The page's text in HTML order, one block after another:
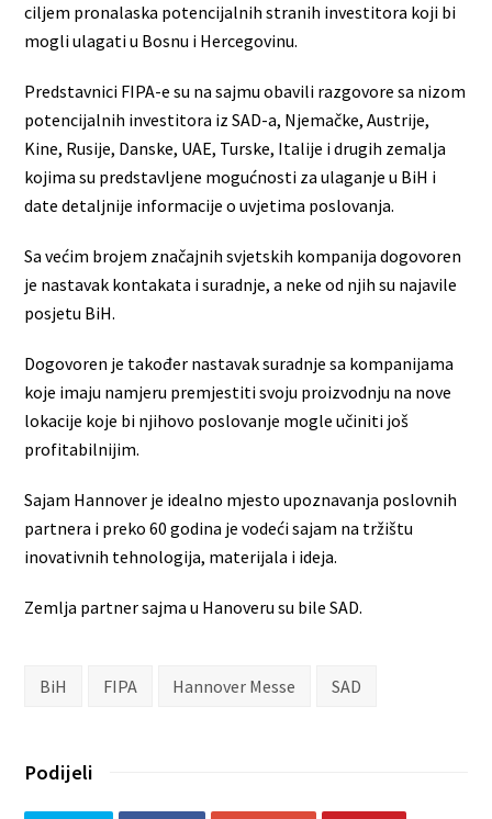
ciljem pronalaska potencijalnih stranih investitora koji bi
mogli ulagati u Bosnu i Hercegovinu.
Predstavnici FIPA-e su na sajmu obavili razgovore sa nizom
potencijalnih investitora iz SAD-a, Njemačke, Austrije,
Kine, Rusije, Danske, UAE, Turske, Italije i drugih zemalja
kojima su predstavljene mogućnosti za ulaganje u BiH i
date detaljnije informacije o uvjetima poslovanja.
Sa većim brojem značajnih svjetskih kompanija dogovoren
je nastavak kontakata i suradnje, a neke od njih su najavile
posjetu BiH.
Dogovoren je također nastavak suradnje sa kompanijama
koje imaju namjeru premjestiti svoju proizvodnju na nove
lokacije koje bi njihovo poslovanje mogle učiniti još
profitabilnijim.
Sajam Hannover je idealno mjesto upoznavanja poslovnih
partnera i preko 60 godina je vodeći sajam na tržištu
inovativnih tehnologija, materijala i ideja.
Zemlja partner sajma u Hanoveru su bile SAD.
BiH FIPA Hannover Messe SAD
Podijeli